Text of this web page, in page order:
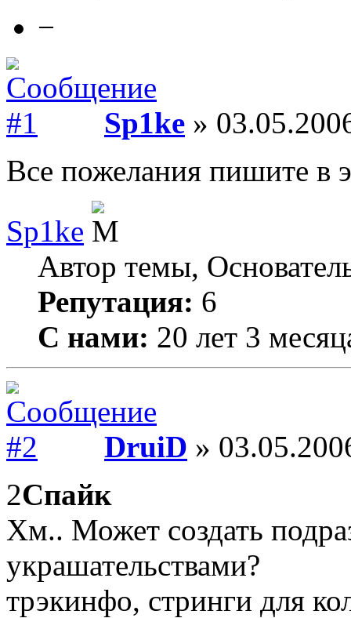
−
Sp1ke »
Все пожелания пишите в
Sp1ke
Автор темы,
Репутация: 6
С нами: 20 лет 3
DruiD »
2Спайк
Хм.. Может создать
украшательствами?
трэкинфо, стринги для